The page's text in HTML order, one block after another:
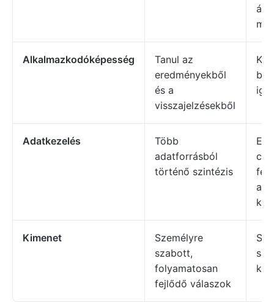
Alkalmazkodóképesség
Tanul az
eredményekből
és a
visszajelzésekből
Adatkezelés
Több
adatforrásból
történő szintézis
Kimenet
Személyre
szabott,
folyamatosan
fejlődő válaszok